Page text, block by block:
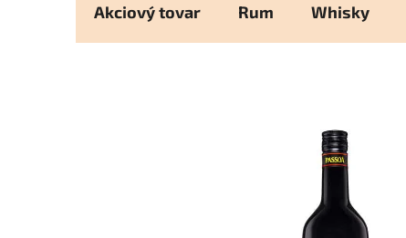
Akciový tovar Rum Whisky